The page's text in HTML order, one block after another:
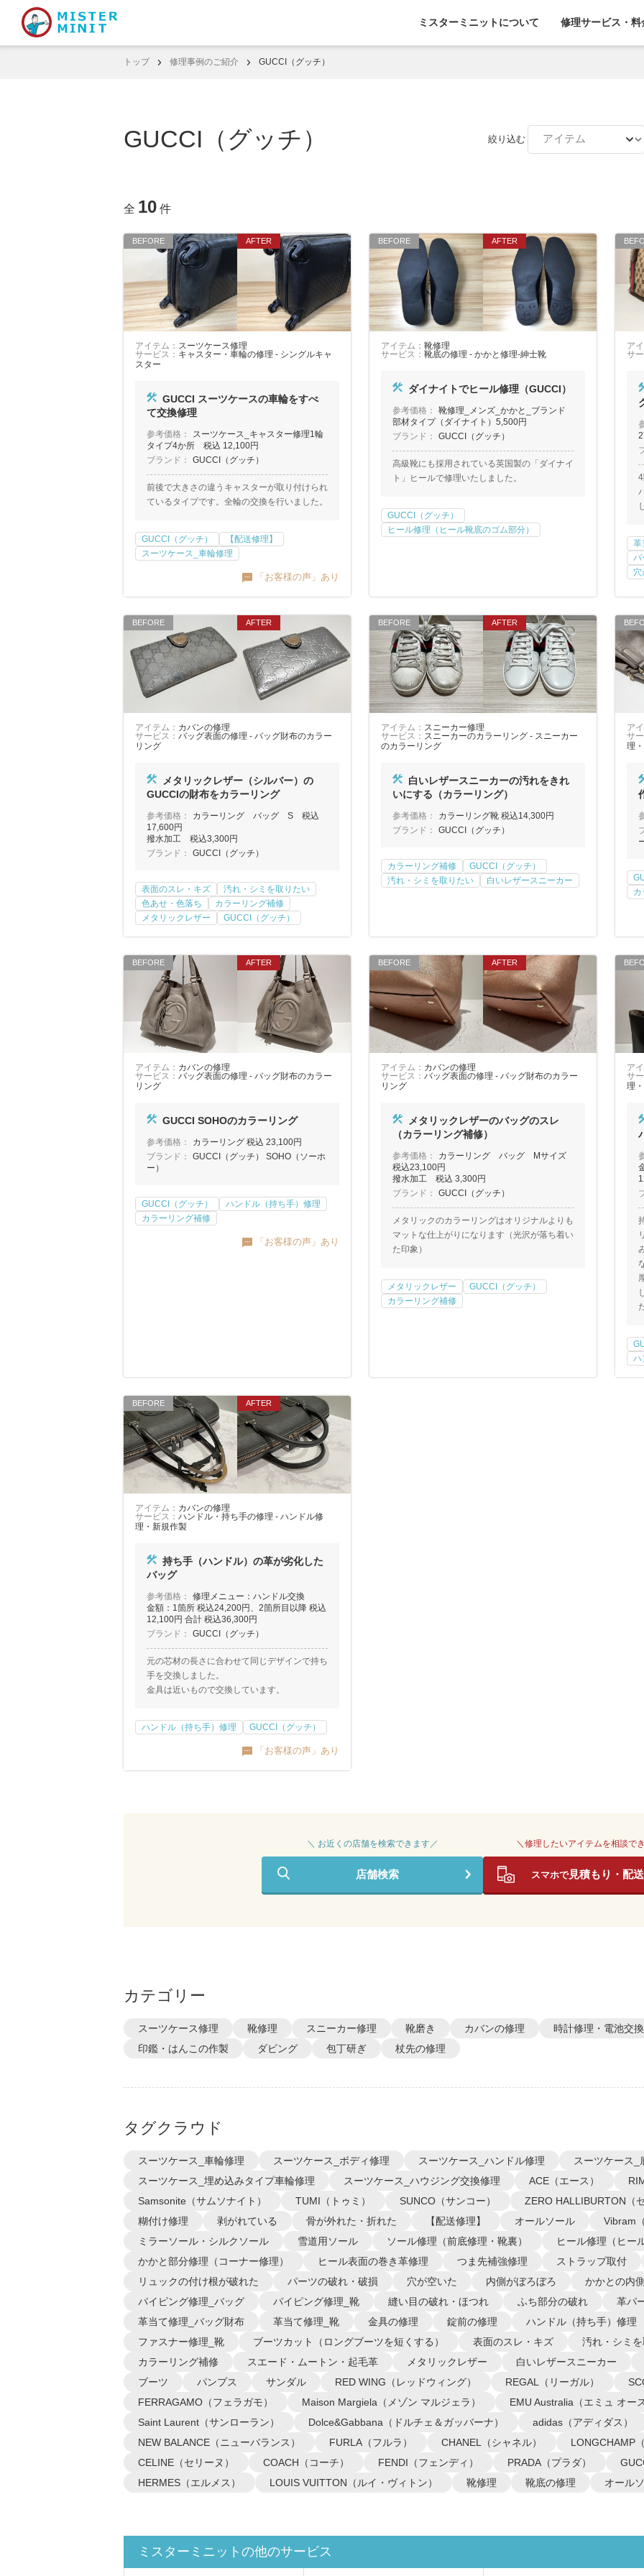
ミスターミニットについて 修理サービス・料
トップ 修理事例のご紹介 GUCCI（グッチ）
GUCCI（グッチ）
全 10 件
アイテム： スーツケース修理
サービス： キャスター・車輪の修理 - シングルキャ
スター
GUCCI スーツケースの車輪をすべ
て交換修理
参考価格：
スーツケース_キャスター修理1輪
タイプ4か所 税込 12,100円
ブランド：
GUCCI（グッチ）
前後で大きさの違うキャスターが取り付けられ
ているタイプです。全輪の交換を行いました。
GUCCI（グッチ）
【配送修理】
スーツケース_車輪修理
「お客様の声」あり
アイテム： 靴修理
サービス： 靴底の修理 - かかと修理-紳士靴
ダイナイトでヒール修理（GUCCI）
参考価格：
靴修理_メンズ_かかと_ブランド
部材タイプ（ダイナイト）5,500円
ブランド：
GUCCI（グッチ）
高級靴にも採用されている英国製の「ダイナイ
ト」ヒールで修理いたしました。
GUCCI（グッチ）
ヒール修理（ヒール靴底のゴム部分）
ア
サ
革
パ
穴
アイテム： カバンの修理
サービス： バッグ表面の修理 - バッグ財布のカラー
リング
メタリックレザー（シルバー）の
GUCCIの財布をカラーリング
参考価格：
カラーリング バッグ S 税込
17,600円
撥水加工 税込3,300円
ブランド：
GUCCI（グッチ）
表面のスレ・キズ
汚れ・シミを取りたい
色あせ・色落ち
カラーリング補修
メタリックレザー
GUCCI（グッチ）
アイテム： スニーカー修理
サービス： スニーカーのカラーリング - スニーカー
のカラーリング
白いレザースニーカーの汚れをきれ
いにする（カラーリング）
参考価格：
カラーリング靴 税込14,300円
ブランド：
GUCCI（グッチ）
カラーリング補修
GUCCI（グッチ）
汚れ・シミを取りたい
白いレザースニーカー
ア
サ
理
カ
アイテム： カバンの修理
サービス： バッグ表面の修理 - バッグ財布のカラー
リング
GUCCI SOHOのカラーリング
参考価格：
カラーリング 税込 23,100円
ブランド：
GUCCI（グッチ） SOHO（ソーホ
ー）
GUCCI（グッチ）
ハンドル（持ち手）修理
カラーリング補修
「お客様の声」あり
アイテム： カバンの修理
サービス： バッグ表面の修理 - バッグ財布のカラー
リング
メタリックレザーのバッグのスレ
（カラーリング補修）
参考価格：
カラーリング バッグ Mサイズ
税込23,100円
撥水加工 税込 3,300円
ブランド：
GUCCI（グッチ）
メタリックのカラーリングはオリジナルよりも
マットな仕上がりになります（光沢が落ち着い
た印象）
メタリックレザー
GUCCI（グッチ）
カラーリング補修
ア
サ
理
ハ
アイテム： カバンの修理
サービス： ハンドル・持ち手の修理 - ハンドル修
理・新規作製
持ち手（ハンドル）の革が劣化した
バッグ
参考価格：
修理メニュー：ハンドル交換
金額：1箇所 税込24,200円、2箇所目以降 税込
12,100円 合計 税込36,300円
ブランド：
GUCCI（グッチ）
元の芯材の長さに合わせて同じデザインで持ち
手を交換しました。
金具は近いもので交換しています。
ハンドル（持ち手）修理 GUCCI（グッチ）
「お客様の声」あり
＼修理したいアイテムを相談で
スマホで見積もり・配
＼ お近くの店舗を検索できます／
店舗検索
カテゴリー
スーツケース修理 靴修理 スニーカー修理 靴磨き カバンの修理 時計修理・電池交換
印鑑・はんこの作製
ダビング 包丁研ぎ 杖先の修理
タグクラウド
スーツケース_車輪修理 スーツケース_ボディ修理 スーツケース_ハンドル修理
スーツケース_
スーツケース_埋め込みタイプ車輪修理
スーツケース_ハウジング交換修理 ACE（エース）
Samsonite（サムソナイト）
TUMI（トゥミ） SUNCO（サンコー） ZERO HALLIBURTON（
糊付け修理
剥がれている 骨が外れた・折れた 【配送修理】 オールソール
Vibram
ミラーソール・シルクソール
雪道用ソール ソール修理（前底修理・靴裏）
ヒール修理（ヒー
かかと部分修理（コーナー修理）
ヒール表面の巻き革修理 つま先補強修理 ストラップ取付
リュックの付け根が破れた
パーツの破れ・破損 穴が空いた 内側がぼろぼろ かかとの内
パイピング修理_バッグ
パイピング修理_靴 縫い目の破れ・ほつれ ふち部分の破れ
革パ
革当て修理_バッグ財布
革当て修理_靴 金具の修理 錠前の修理 ハンドル（持ち手）修理
ファスナー修理_靴
ブーツカット（ロングブーツを短くする） 表面のスレ・キズ 汚れ・シミ
カラーリング補修
スエード・ムートン・起毛革 メタリックレザー 白いレザースニーカー
ブーツ
パンプス サンダル RED WING（レッドウィング） REGAL（リーガル）
FERRAGAMO（フェラガモ）
Maison Margiela（メゾン マルジェラ）
EMU Australia（エミュ オー
Saint Laurent（サンローラン）
Dolce&Gabbana（ドルチェ＆ガッバーナ） adidas（アディダス）
NEW BALANCE（ニューバランス）
FURLA（フルラ） CHANEL（シャネル）
LONGCHAMP
CELINE（セリーヌ）
COACH（コーチ） FENDI（フェンディ） PRADA（プラダ）
HERMES（エルメス）
LOUIS VUITTON（ルイ・ヴィトン） 靴修理 靴底の修理 オール
ミスターミニットの他のサービス